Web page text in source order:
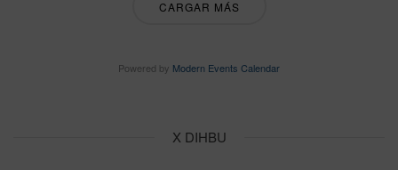
CARGAR MÁS
Powered by Modern Events Calendar
X DIHBU